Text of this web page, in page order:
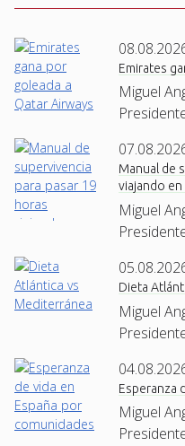
Emirates
Miguel
Manual de
viajando en
Miguel
Dieta
Miguel
Esperanza
Miguel